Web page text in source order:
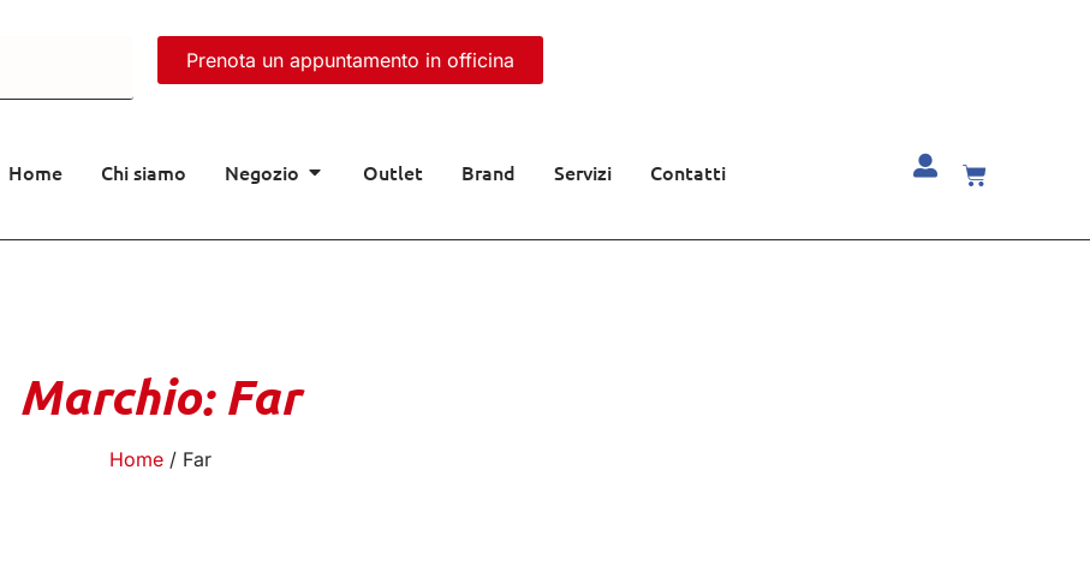
Prenota un appuntamento in officina
Home Chi siamo Negozio Outlet Brand Servizi Contatti
Marchio: Far
Home/ Far